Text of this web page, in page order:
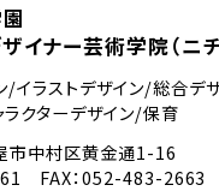
イナー芸術学院（ニチ
/イラストデザイン/総合デ
クターデザイン/保育
市中村区黄金通1-16
FAX：052-483-2663